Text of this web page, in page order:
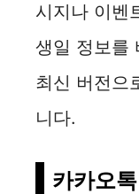
시지나 이벤
생일 정보를
최신 버전으
니다.
카카오